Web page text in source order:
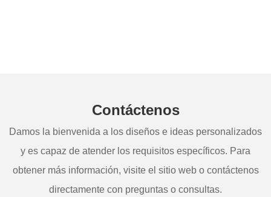
Contáctenos
Damos la bienvenida a los diseños e ideas personalizados
y es capaz de atender los requisitos específicos. Para
obtener más información, visite el sitio web o contáctenos
directamente con preguntas o consultas.